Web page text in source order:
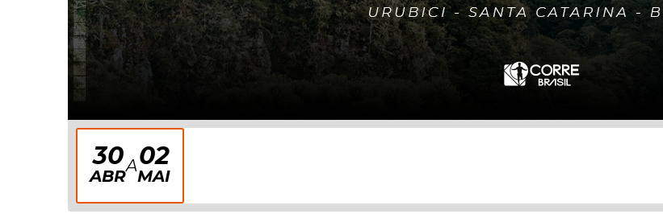
30
ABR
A02
MAI
2027